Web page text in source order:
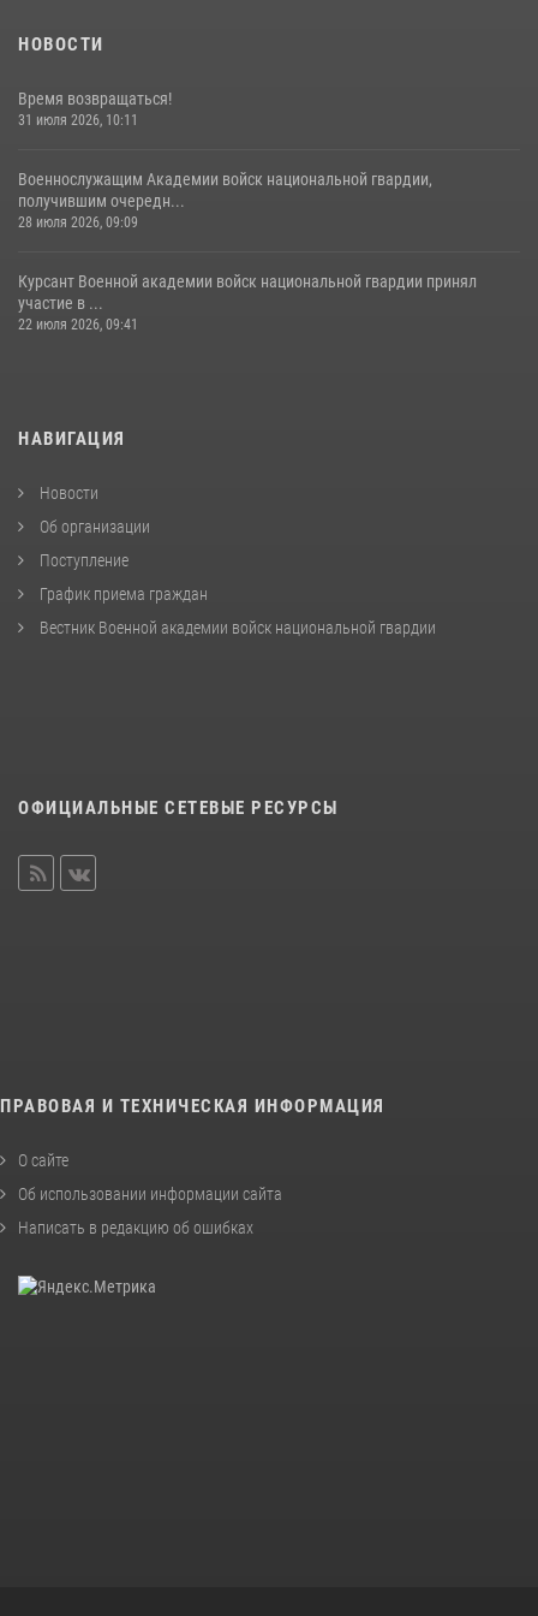
НОВОСТИ
Время возвращаться!
31 июля 2026, 10:11
Военнослужащим Академии войск национальной гвардии,
получившим очередн...
28 июля 2026, 09:09
Курсант Военной академии войск национальной гвардии принял
участие в ...
22 июля 2026, 09:41
НАВИГАЦИЯ
Новости
Об организации
Поступление
График приема граждан
Вестник Военной академии войск национальной гвардии
ОФИЦИАЛЬНЫЕ СЕТЕВЫЕ РЕСУРСЫ
ПРАВОВАЯ И ТЕХНИЧЕСКАЯ ИНФОРМАЦИЯ
О сайте
Об использовании информации сайта
Написать в редакцию об ошибках